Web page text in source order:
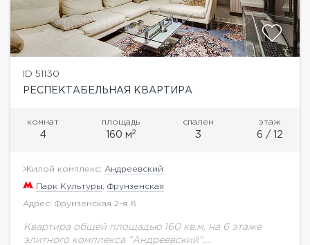
ID 51130
РЕСПЕКТАБЕЛЬНАЯ КВАРТИРА
комнат
4
площадь
160 м2
спален
3
этаж
6 / 12
Жилой комплекс: Андреевский
Парк Культуры Фрунзенская
Адрес: Фрунзенская 2-я 8
Квартира общей площадью 160 кв.м. на 6 этаже
элитного комплекса "Андреевский".